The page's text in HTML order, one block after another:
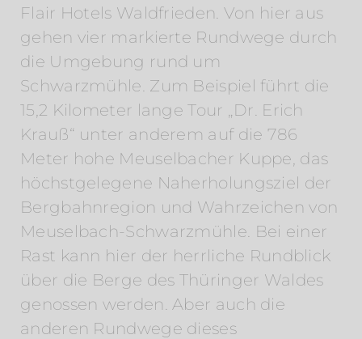
Flair Hotels Waldfrieden. Von hier aus
gehen vier markierte Rundwege durch
die Umgebung rund um
Schwarzmühle. Zum Beispiel führt die
15,2 Kilometer lange Tour „Dr. Erich
Krauß“ unter anderem auf die 786
Meter hohe Meuselbacher Kuppe, das
höchstgelegene Naherholungsziel der
Bergbahnregion und Wahrzeichen von
Meuselbach-Schwarzmühle. Bei einer
Rast kann hier der herrliche Rundblick
über die Berge des Thüringer Waldes
genossen werden. Aber auch die
anderen Rundwege dieses